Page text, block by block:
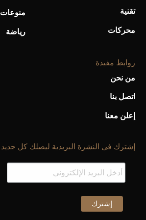
تقنية
محركات
منوعات
رياضة
روابط مفيدة
من نحن
اتصل بنا
إعلن معنا
إشترك فى النشرة البريدية ليصلك كل جديد